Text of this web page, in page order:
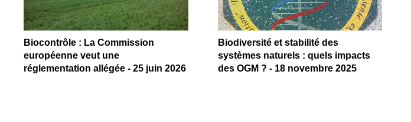
Biocontrôle : La Commission
européenne veut une
réglementation allégée - 25 juin 2026
Biodiversité et stabilité des
systèmes naturels : quels impacts
des OGM ? - 18 novembre 2025